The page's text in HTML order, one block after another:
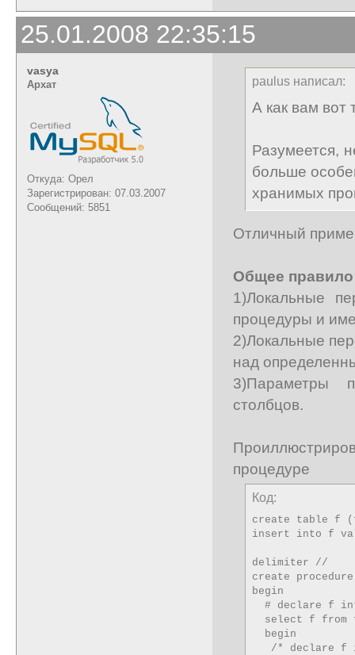
25.01.2008 22:35:15
vasya
Архат
Откуда: Орел
Зарегистрирован: 07.03.2007
Сообщений: 5851
paulus написал:
А как вам вот
Разумеется,
больше
хранимых
Отличный
Общее правило
1)Локальные
процедуры и
2)Локальные
над
3)Параметры
столбцов.
процедуре
Код:
create table f
insert into f
delimiter //
create
begin
# declare f
select f from
  begin
/* declare f